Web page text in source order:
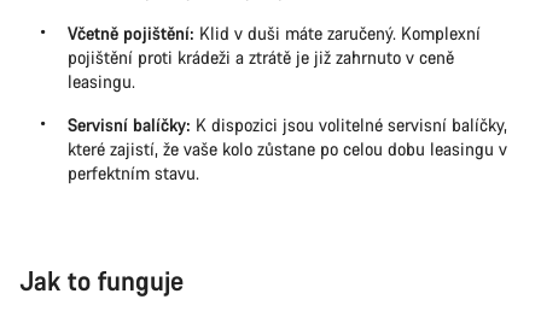
Včetně pojištění: Klid v duši máte zaručený. Komplexní
pojištění proti krádeži a ztrátě je již zahrnuto v ceně
leasingu.
Servisní balíčky: K dispozici jsou volitelné servisní balíčky,
které zajistí, že vaše kolo zůstane po celou dobu leasingu v
perfektním stavu.
Jak to funguje